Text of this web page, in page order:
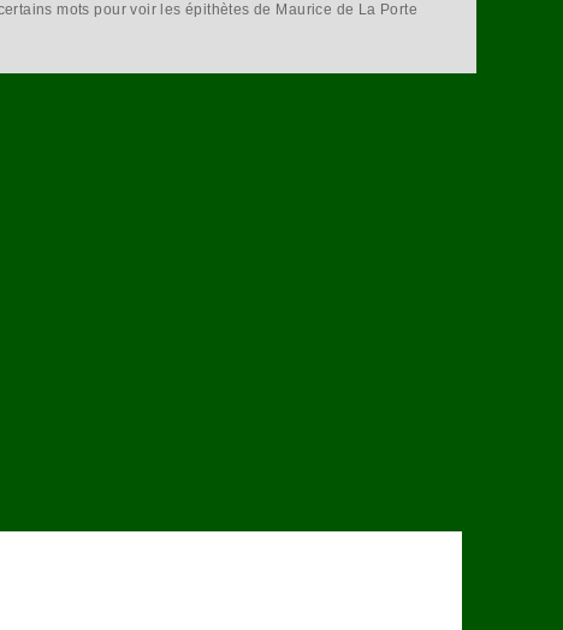
mots pour voir les épithètes de Maurice de La Porte